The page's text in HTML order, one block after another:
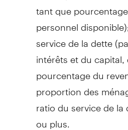
tant que
personnel
service de la dette
intérêts et du
pourcentage du
proportion des
ratio du service de la
ou plus.